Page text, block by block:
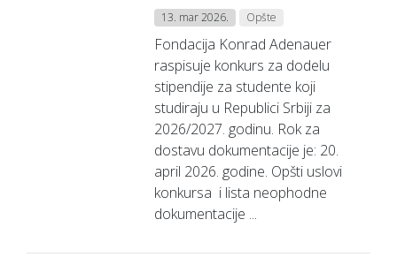
13. mar 2026. Opšte
Fondacija Konrad Adenauer
raspisuje konkurs za dodelu
stipendije za studente koji
studiraju u Republici Srbiji za
2026/2027. godinu. Rok za
dostavu dokumentacije je: 20.
april 2026. godine. Opšti uslovi
konkursa i lista neophodne
dokumentacije ...